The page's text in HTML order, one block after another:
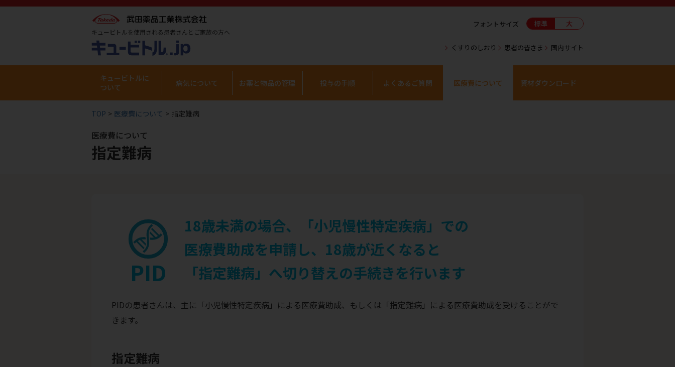
キュービトルを使用される患者さんとご家族の方へ
フォントサイズ 標準 大
くすりのしおり 患者の皆さま 国内サイト
キュービトルに
ついて
病気について お薬と物品の管理 投与の手順 よくあるご質問 医療費について 資材ダウンロード
TOP 医療費について 指定難病
医療費について
指定難病
PID
18歳未満の場合、「小児慢性特定疾病」での
医療費助成を申請し、18歳が近くなると
「指定難病」へ切り替えの手続きを行います
PIDの患者さんは、主に「小児慢性特定疾病」による医療費助成、もしくは「指定難病」による医療費助成を受けることがで
きます。
指定難病